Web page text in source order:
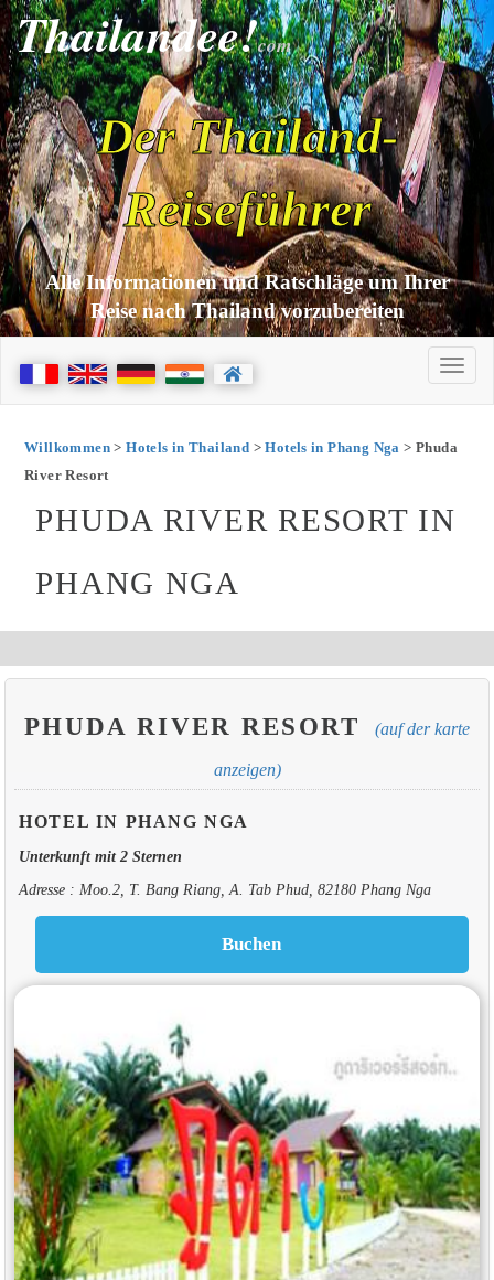
Thailandee!com
Der Thailand-
Reiseführer
Alle Informationen und Ratschläge um Ihrer
Reise nach Thailand vorzubereiten
Willkommen>Hotels in Thailand >Hotels in Phang Nga > Phuda
River Resort
PHUDA RIVER RESORT IN
PHANG NGA
PHUDA RIVER RESORT (auf der karte
anzeigen)
HOTEL IN PHANG NGA
Unterkunft mit 2 Sternen
Adresse : Moo.2, T. Bang Riang, A. Tab Phud, 82180 Phang Nga